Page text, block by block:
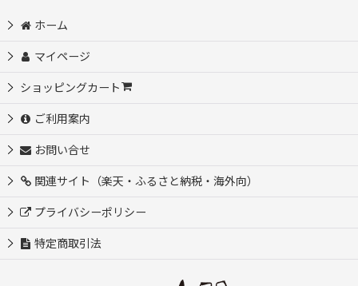
ホーム
マイページ
ショッピングカート
ご利用案内
お問い合せ
関連サイト（楽天・ふるさと納税・海外向）
プライバシーポリシー
特定商取引法